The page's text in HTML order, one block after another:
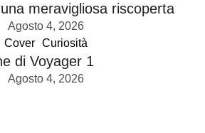
meravigliosa riscoperta
Agosto 4, 2026
Cover
Curiosità
di Voyager 1
Agosto 4, 2026